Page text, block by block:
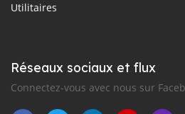
Utilitaires
Réseaux sociaux et flux
Connectez-vous avec nous sur